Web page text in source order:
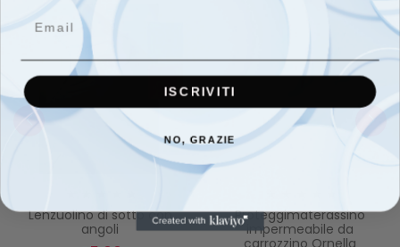
Lenzuolino di sotto con
angoli
Proteggimaterassino
impermeabile da
ISCRIVITI
NO, GRAZIE